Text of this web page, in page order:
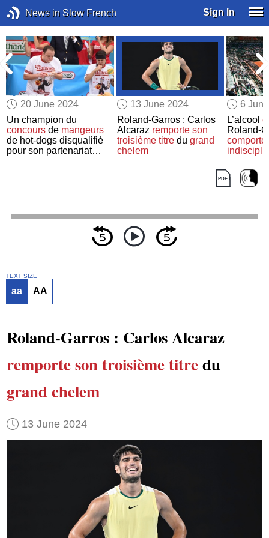
News in Slow French Sign In
20 June 2024
Un champion du
concours de mangeurs
de hot-dogs disqualifié
pour son partenariat
13 June 2024
Roland-Garros : Carlos
Alcaraz remporte son
troisième titredu grand
chelem
6
L’alcool
Roland-
TEXT SIZE
aa AA
Roland-Garros : Carlos Alcaraz
remporteson troisième titredu
grand chelem
13 June 2024